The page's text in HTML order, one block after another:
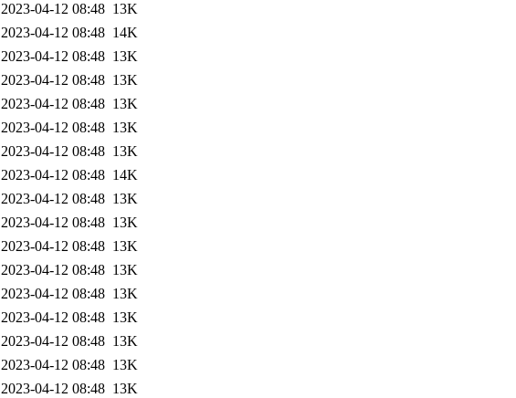
2023-04-12 08:48 13K
2023-04-12 08:48 14K
2023-04-12 08:48 13K
2023-04-12 08:48 13K
2023-04-12 08:48 13K
2023-04-12 08:48 13K
2023-04-12 08:48 13K
2023-04-12 08:48 14K
2023-04-12 08:48 13K
2023-04-12 08:48 13K
2023-04-12 08:48 13K
2023-04-12 08:48 13K
2023-04-12 08:48 13K
2023-04-12 08:48 13K
2023-04-12 08:48 13K
2023-04-12 08:48 13K
2023-04-12 08:48 13K